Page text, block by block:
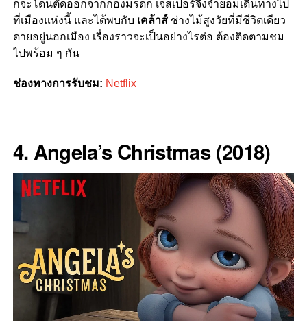
ก็จะโดนตัดออกจากกองมรดก เจสเปอร์จึงจำยอมเดินทางไป
ที่เมืองแห่งนี้ และได้พบกับ เคล้าส์ช่างไม้สูงวัยที่มีชีวิตเดียว
ดายอยู่นอกเมือง เรื่องราวจะเป็นอย่างไรต่อ ต้องติดตามชม
ไปพร้อม ๆ กัน
ช่องทางการรับชม: Netflix
4. Angela’s Christmas (2018)